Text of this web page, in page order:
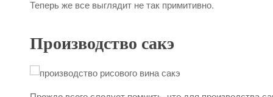
Теперь же все выглядит не так примитивно.
Производство сакэ